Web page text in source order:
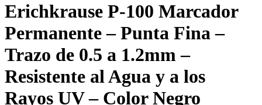
Erichkrause P-100 Marcador
Permanente – Punta Fina –
Trazo de 0.5 a 1.2mm –
Resistente al Agua y a los
Rayos UV – Color Negro